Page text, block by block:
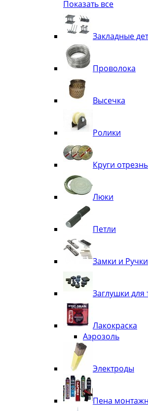
Квадрат
Труба
Элементы
Узоры
Лавки
Показать все
Закладные
Проволока
Высечка
Ролики
Круги
Люки
Петли
Замки и Ручки
Заглушки для
Лакокраска
Аэрозоль
Электроды
Пена